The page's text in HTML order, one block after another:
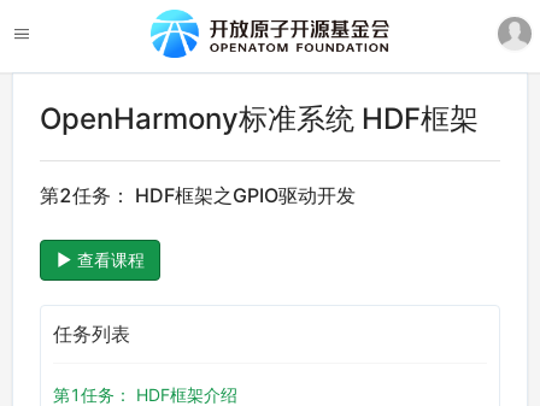
OpenHarmony标准系统 HDF框架
第2任务： HDF框架之GPIO驱动开发
查看课程
任务列表
第1任务： HDF框架介绍